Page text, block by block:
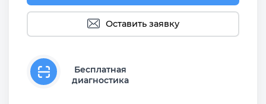
Оставить заявку
Бесплатная
диагностика